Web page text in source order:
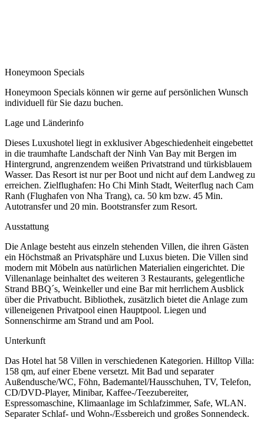
Honeymoon Specials
Honeymoon Specials können wir gerne auf persönlichen Wunsch
individuell für Sie dazu buchen.
Lage und Länderinfo
Dieses Luxushotel liegt in exklusiver Abgeschiedenheit eingebettet
in die traumhafte Landschaft der Ninh Van Bay mit Bergen im
Hintergrund, angrenzendem weißen Privatstrand und türkisblauem
Wasser. Das Resort ist nur per Boot und nicht auf dem Landweg zu
erreichen. Zielflughafen: Ho Chi Minh Stadt, Weiterflug nach Cam
Ranh (Flughafen von Nha Trang), ca. 50 km bzw. 45 Min.
Autotransfer und 20 min. Bootstransfer zum Resort.
Ausstattung
Die Anlage besteht aus einzeln stehenden Villen, die ihren Gästen
ein Höchstmaß an Privatsphäre und Luxus bieten. Die Villen sind
modern mit Möbeln aus natürlichen Materialien eingerichtet. Die
Villenanlage beinhaltet des weiteren 3 Restaurants, gelegentliche
Strand BBQ´s, Weinkeller und eine Bar mit herrlichem Ausblick
über die Privatbucht. Bibliothek, zusätzlich bietet die Anlage zum
villeneigenen Privatpool einen Hauptpool. Liegen und
Sonnenschirme am Strand und am Pool.
Unterkunft
Das Hotel hat 58 Villen in verschiedenen Kategorien. Hilltop Villa:
158 qm, auf einer Ebene versetzt. Mit Bad und separater
Außendusche/WC, Föhn, Bademantel/Hausschuhen, TV, Telefon,
CD/DVD-Player, Minibar, Kaffee-/Teezubereiter,
Espressomaschine, Klimaanlage im Schlafzimmer, Safe, WLAN.
Separater Schlaf- und Wohn-/Essbereich und großes Sonnendeck.